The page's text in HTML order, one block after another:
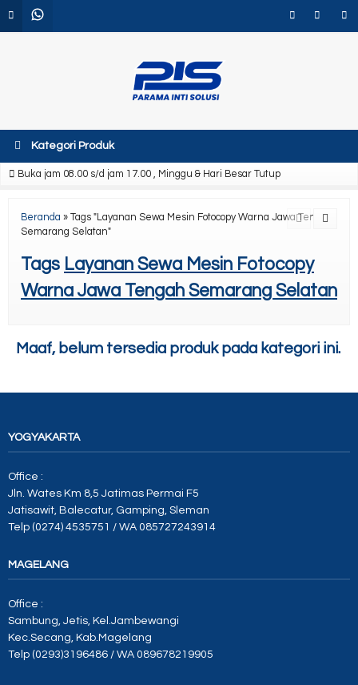
Kategori Produk
Buka jam 08.00 s/d jam 17.00 , Minggu & Hari Besar Tutup
Beranda » Tags "Layanan Sewa Mesin Fotocopy Warna Jawa Tengah
Semarang Selatan"
Tags Layanan Sewa Mesin Fotocopy
Warna Jawa Tengah Semarang Selatan
Maaf, belum tersedia produk pada kategori ini.
YOGYAKARTA
Office :
Jln. Wates Km 8,5 Jatimas Permai F5
Jatisawit, Balecatur, Gamping, Sleman
Telp (0274) 4535751 / WA 085727243914
MAGELANG
Office :
Sambung, Jetis, Kel.Jambewangi
Kec.Secang, Kab.Magelang
Telp (0293)3196486 / WA 089678219905